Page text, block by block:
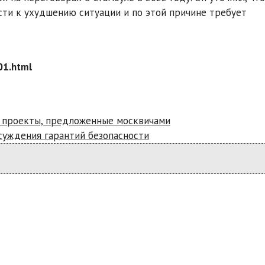
к ухудшению ситуации и по этой причине требует
предложенные москвичами
гарантий безопасности